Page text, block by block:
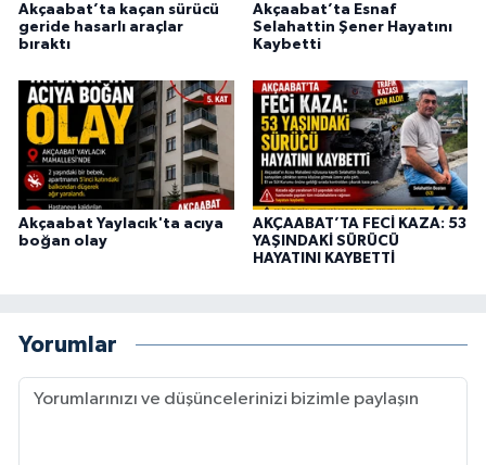
Akçaabat’ta kaçan sürücü
geride hasarlı araçlar
bıraktı
Akçaabat’ta Esnaf
Selahattin Şener Hayatını
Kaybetti
Akçaabat Yaylacık'ta acıya
boğan olay
AKÇAABAT’TA FECİ KAZA: 53
YAŞINDAKİ SÜRÜCÜ
HAYATINI KAYBETTİ
Yorumlar